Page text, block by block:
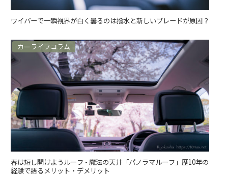
ワイパーで一瞬視界が白く曇るのは撥水と新しいブレードが原因？
カーライフコラム
春は短し開けようルーフ - 魔法の天井「パノラマルーフ」歴10年の
経験で語るメリット・デメリット